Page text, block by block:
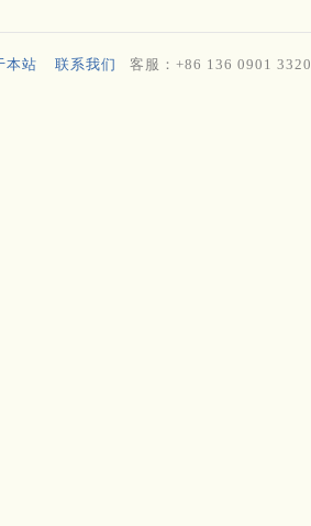
本站 联系我们 客服：+86 136 0901 3320